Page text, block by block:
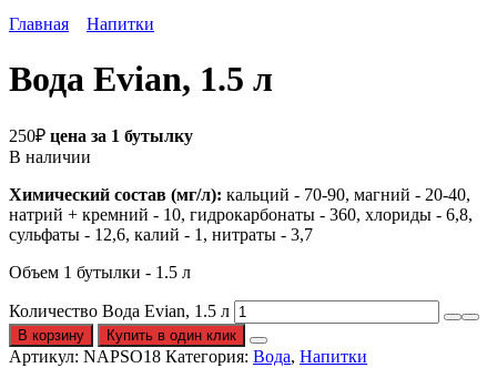
Главная Напитки
Вода Evian, 1.5 л
250₽ цена за 1 бутылку
В наличии
Химический состав (мг/л): кальций - 70-90, магний - 20-40,
натрий + кремний - 10, гидрокарбонаты - 360, хлориды - 6,8,
сульфаты - 12,6, калий - 1, нитраты - 3,7
Объем 1 бутылки - 1.5 л
Количество Вода Evian, 1.5 л
В корзину Купить в один клик
Артикул: NAPSO18 Категория: Вода, Напитки